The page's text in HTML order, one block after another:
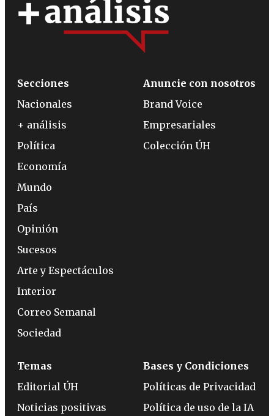
Secciones
Nacionales
+ análisis
Política
Economía
Mundo
País
Opinión
Sucesos
Arte y Espectáculos
Interior
Correo Semanal
Sociedad
Anuncie con nosotros
Brand Voice
Empresariales
Colección ÚH
Temas
Editorial ÚH
Noticias positivas
Bases y Condiciones
Políticas de Privacidad
Política de uso de la IA